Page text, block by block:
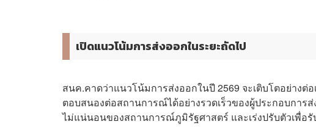
เปิดแนวโน้มการส่งออกในระยะถัดไป
สนค.คาดว่าแนวโน้มการส่งออกในปี 2569 จะเติบโตอย่าง
ตอบสนองต่อสถานการณ์ได้อย่างรวดเร็วของผู้ประกอบการ
ไม่แน่นอนของสถานการณ์ภูมิรัฐศาสตร์ และเร่งปรับตัวเพื่